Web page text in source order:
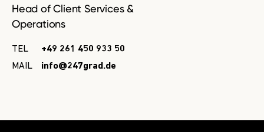
Head of Client Services &
Operations
TEL
+49 261 450 933 50
MAIL
info@247grad.de